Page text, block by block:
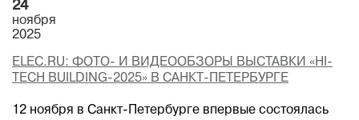
24
ноября
2025
ELEC.RU: ФОТО- И ВИДЕООБЗОРЫ ВЫСТАВКИ «HI-
TECH BUILDING-2025» В САНКТ-ПЕТЕРБУРГЕ
12 ноября в Санкт-Петербурге впервые состоялась